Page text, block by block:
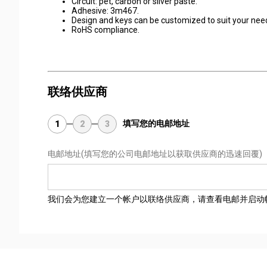
Adhesive: 3m467.
Design and keys can be customized to suit your
RoHS compliance.
联络供应商
1 2 3 填写您的电邮地址
电邮地址(填写您的公司电邮地址以获取供应商的迅速回覆)
我们会为您建立一个帐户以联络供应商，请查看电邮并启动